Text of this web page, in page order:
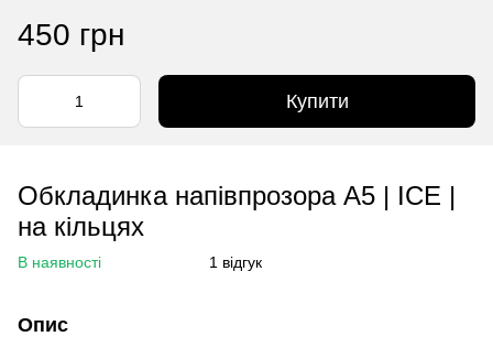
450 грн
Купити
Обкладинка напівпрозора А5 | ICE |
на кільцях
В наявності 1 відгук
Опис